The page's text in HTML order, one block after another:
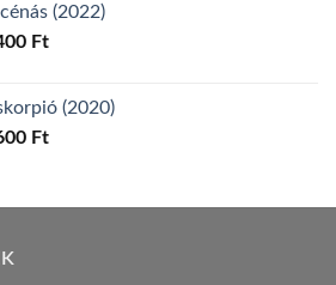
1200 Ft
(2022)
FtÁrtartomány:
1400 Ft
(2020)
FtÁrtartomány:
1600 Ft